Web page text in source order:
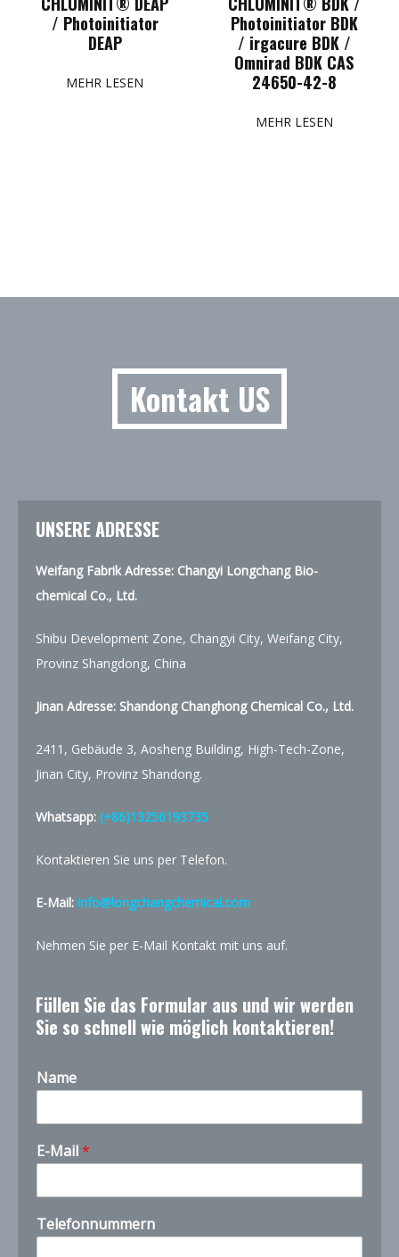
/ Photoinitiator
DEAP
MEHR LESEN
Photoinitiator BDK
/ irgacure BDK /
Omnirad BDK CAS
24650-42-8
MEHR LESEN
Kontakt US
UNSERE ADRESSE
Weifang Fabrik Adresse: Changyi Longchang Bio-
chemical Co., Ltd.
Shibu Development Zone, Changyi City, Weifang City,
Provinz Shangdong, China
Jinan Adresse: Shandong Changhong Chemical Co., Ltd.
2411, Gebäude 3, Aosheng Building, High-Tech-Zone,
Jinan City, Provinz Shandong.
Whatsapp: (+86)13256193735
Kontaktieren Sie uns per Telefon.
E-Mail: info@longchangchemical.com
Nehmen Sie per E-Mail Kontakt mit uns auf.
Füllen Sie das Formular aus und wir werden
Sie so schnell wie möglich kontaktieren!
Name
q
u
n
t
E-Mail*
Telefonnummern